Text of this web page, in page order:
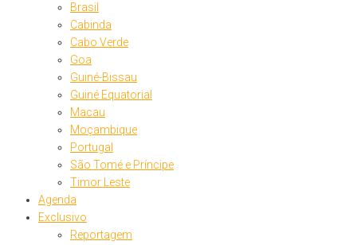
Brasil
Cabinda
Cabo Verde
Goa
Guiné-Bissau
Guiné Equatorial
Macau
Moçambique
Portugal
São Tomé e Príncipe
Timor Leste
Agenda
Exclusivo
Reportagem